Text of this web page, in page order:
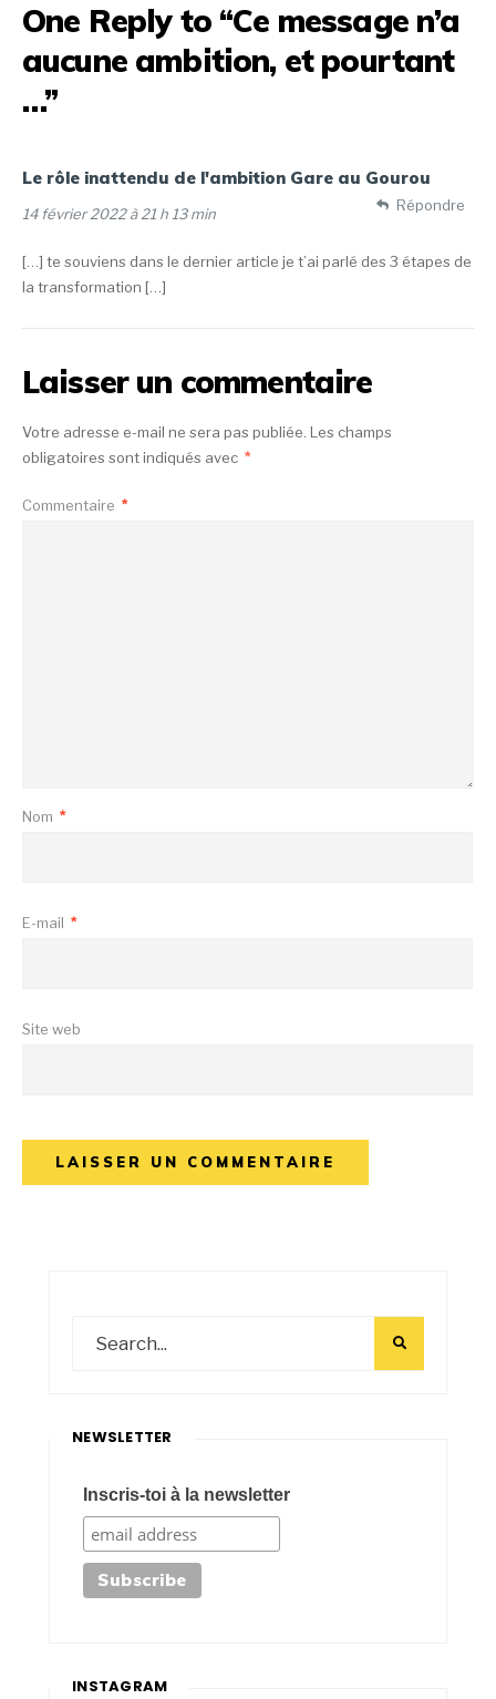
One Reply to “Ce message n’a
aucune ambition, et pourtant
…”
Le rôle inattendu de l'ambition Gare au Gourou
14 février 2022 à 21 h 13 min
[…] te souviens dans le dernier article je t’ai parlé des 3 étapes de
la transformation […]
Répondre
Laisser un commentaire
Votre adresse e-mail ne sera pas publiée. Les champs
obligatoires sont indiqués avec *
Commentaire *
Nom *
E-mail *
Site web
NEWSLETTER
Inscris-toi à la newsletter
INSTAGRAM